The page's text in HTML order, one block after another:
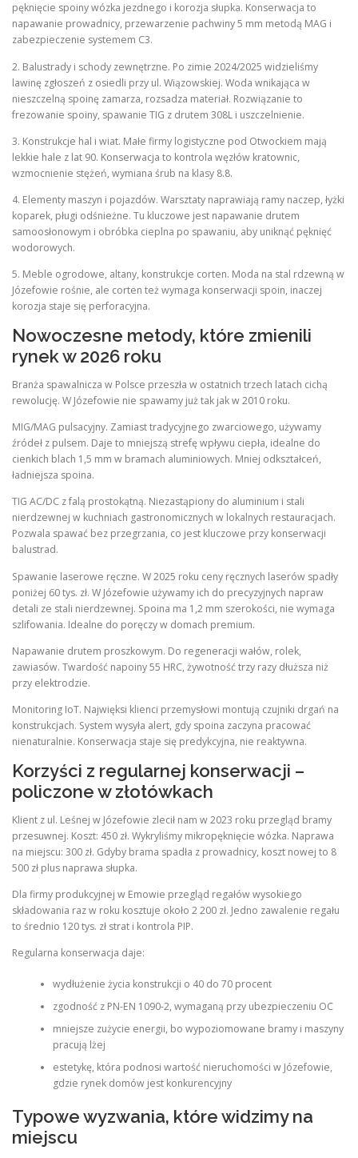
pęknięcie spoiny wózka jezdnego i korozja słupka. Konserwacja to
napawanie prowadnicy, przewarzenie pachwiny 5 mm metodą MAG i
zabezpieczenie systemem C3.
2. Balustrady i schody zewnętrzne. Po zimie 2024/2025 widzieliśmy
lawinę zgłoszeń z osiedli przy ul. Wiązowskiej. Woda wnikająca w
nieszczelną spoinę zamarza, rozsadza materiał. Rozwiązanie to
frezowanie spoiny, spawanie TIG z drutem 308L i uszczelnienie.
3. Konstrukcje hal i wiat. Małe firmy logistyczne pod Otwockiem mają
lekkie hale z lat 90. Konserwacja to kontrola węzłów kratownic,
wzmocnienie stężeń, wymiana śrub na klasy 8.8.
4. Elementy maszyn i pojazdów. Warsztaty naprawiają ramy naczep, łyżki
koparek, pługi odśnieżne. Tu kluczowe jest napawanie drutem
samoosłonowym i obróbka cieplna po spawaniu, aby uniknąć pęknięć
wodorowych.
5. Meble ogrodowe, altany, konstrukcje corten. Moda na stal rdzewną w
Józefowie rośnie, ale corten też wymaga konserwacji spoin, inaczej
korozja staje się perforacyjna.
Nowoczesne metody, które zmienili
rynek w 2026 roku
Branża spawalnicza w Polsce przeszła w ostatnich trzech latach cichą
rewolucję. W Józefowie nie spawamy już tak jak w 2010 roku.
MIG/MAG pulsacyjny. Zamiast tradycyjnego zwarciowego, używamy
źródeł z pulsem. Daje to mniejszą strefę wpływu ciepła, idealne do
cienkich blach 1,5 mm w bramach aluminiowych. Mniej odkształceń,
ładniejsza spoina.
TIG AC/DC z falą prostokątną. Niezastąpiony do aluminium i stali
nierdzewnej w kuchniach gastronomicznych w lokalnych restauracjach.
Pozwala spawać bez przegrzania, co jest kluczowe przy konserwacji
balustrad.
Spawanie laserowe ręczne. W 2025 roku ceny ręcznych laserów spadły
poniżej 60 tys. zł. W Józefowie używamy ich do precyzyjnych napraw
detali ze stali nierdzewnej. Spoina ma 1,2 mm szerokości, nie wymaga
szlifowania. Idealne do poręczy w domach premium.
Napawanie drutem proszkowym. Do regeneracji wałów, rolek,
zawiasów. Twardość napoiny 55 HRC, żywotność trzy razy dłuższa niż
przy elektrodzie.
Monitoring IoT. Najwięksi klienci przemysłowi montują czujniki drgań na
konstrukcjach. System wysyła alert, gdy spoina zaczyna pracować
nienaturalnie. Konserwacja staje się predykcyjna, nie reaktywna.
Korzyści z regularnej konserwacji –
policzone w złotówkach
Klient z ul. Leśnej w Józefowie zlecił nam w 2023 roku przegląd bramy
przesuwnej. Koszt: 450 zł. Wykryliśmy mikropęknięcie wózka. Naprawa
na miejscu: 300 zł. Gdyby brama spadła z prowadnicy, koszt nowej to 8
500 zł plus naprawa słupka.
Dla firmy produkcyjnej w Emowie przegląd regałów wysokiego
składowania raz w roku kosztuje około 2 200 zł. Jedno zawalenie regału
to średnio 120 tys. zł strat i kontrola PIP.
Regularna konserwacja daje:
wydłużenie życia konstrukcji o 40 do 70 procent
zgodność z PN-EN 1090-2, wymaganą przy ubezpieczeniu OC
mniejsze zużycie energii, bo wypoziomowane bramy i maszyny
pracują lżej
estetykę, która podnosi wartość nieruchomości w Józefowie,
gdzie rynek domów jest konkurencyjny
Typowe wyzwania, które widzimy na
miejscu